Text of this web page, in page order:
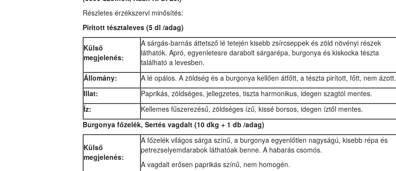
Részletes érzékszervi minősítés:
Pirított tésztaleves(5 dl /adag)
Külső
megjelenés:
A sárgás-barnás áttetsző lé tetején kisebb zsírcseppek és zöld növényi részek
láthatók. Apró, egyenletesre darabolt sárgarépa, burgonya és kiskocka tészta
található a levesben.
Állomány:
A lé opálos. A zöldség és a burgonya kellően átfőtt, a tészta pirított, főtt, nem ázott.
Illat:
Paprikás, zöldséges, jellegzetes, tiszta harmonikus, idegen szagtól mentes.
Íz:
Kellemes fűszerezésű, zöldséges ízű, kissé borsos, idegen íztől mentes.
Burgonya főzelék, Sertés vagdalt (10 dkg + 1 db /adag)
Külső
megjelenés:
A főzelék világos sárga színű, a burgonya egyenlőtlen nagyságú, kisebb répa és
petrezselyemdarabok láthatóak benne. A habarás csomós.
A vagdalt erősen paprikás színű, nem homogén.